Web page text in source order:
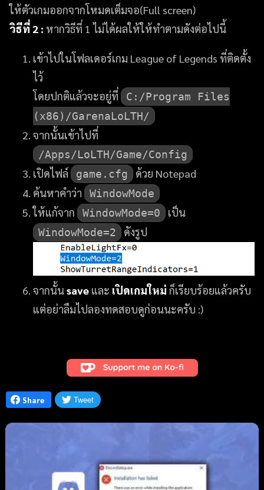
ให้ตัวเกมออกจากโหมดเต็มจอ(Full screen)
วิธีที่ 2 : หากวิธีที่ 1 ไม่ได้ผลให้ให้ทำตามดังต่อไปนี้
เข้าไปในโฟลเดอร์เกม League of Legends ที่ติดตั้ง
ไว้
โดยปกติแล้วจะอยู่ที่
C:/Program Files
(x86)/GarenaLoLTH/
จากนั้นเข้าไปที่
/Apps/LoLTH/Game/Config
เปิดไฟล์ game.cfg
ด้วย Notepad
ค้นหาคำว่า
WindowMode
ให้แก้จาก WindowMode=0 เป็น
WindowMode=2 ดังรูป
จากนั้นsave และ เปิดเกมใหม่ ก็เรียบร้อยแล้วครับ
แต่อย่าลืมไปลองทดสอบดูก่อนนะครับ :)
Share Tweet